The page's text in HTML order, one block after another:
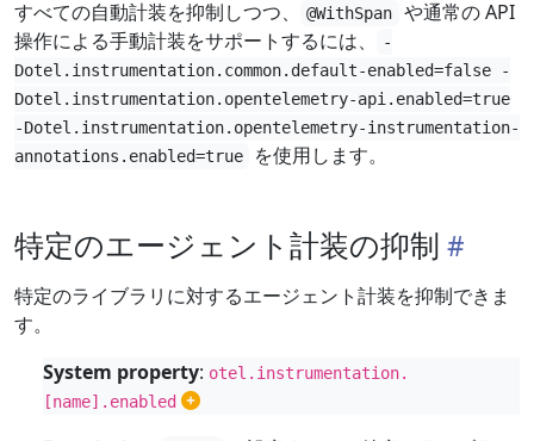
すべての自動計装を抑制しつつ、 @WithSpan
や通常の API
操作による手動計装をサポートするには、
-
Dotel.instrumentation.common.default-enabled=false -
Dotel.instrumentation.opentelemetry-api.enabled=true
-Dotel.instrumentation.opentelemetry-instrumentation-
annotations.enabled=true
を使用します。
特定のエージェント計装の抑制
特定のライブラリに対するエージェント計装を抑制できま
す。
System property: otel.instrumentation.
[name].enabled